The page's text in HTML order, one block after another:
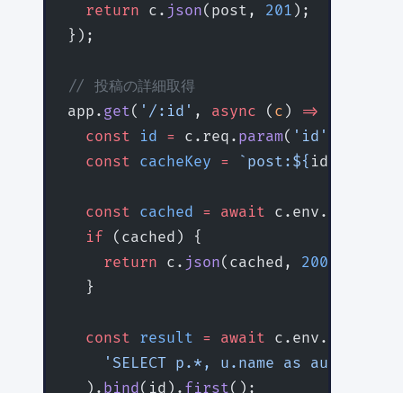
  return
c. json(post, 201 );
});
// 投稿の詳細取得
app. get( '/:id' , async ( c ) =>
  const
id = c.req. param( 'id'
  const
cacheKey = `post:${ id
  const
cached = await c.env.
  if
(cached) {
    return
c. json(cached, 200
  }
  const
result = await c.env.
'SELECT p.*, u.name as
  ).
bind (id). first();